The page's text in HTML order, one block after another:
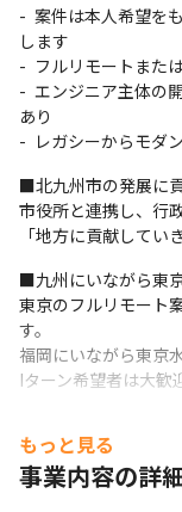
- 案件は本人希望を
します
- フルリモートまた
- エンジニア主体の
あり
- レガシーからモダ
■北九州市の発展に
市役所と連携し、行
「地方に貢献して
■九州にいながら東
東京のフルリモート
す。
福岡にいながら東京
Iターン希望者は大歓
＜目指せる3つのキャ
・スペシャリスト、
もっと見る
事業内容の詳